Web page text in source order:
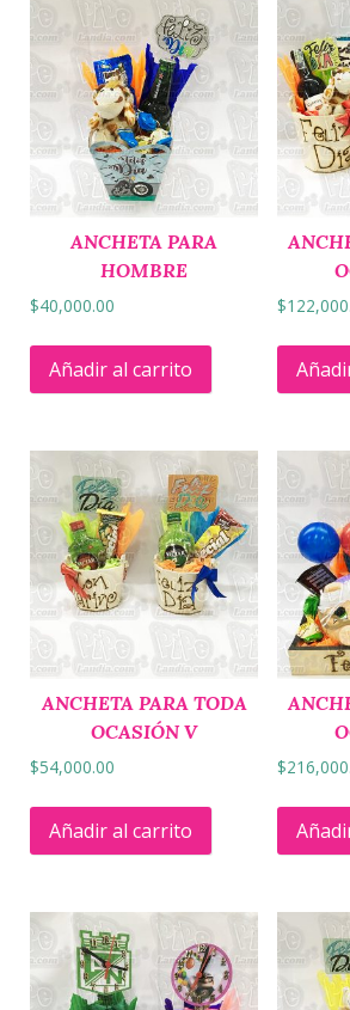
ANCHETA PARA
HOMBRE
$40,000.00
Añadir al carrito
$
ANCHETA PARA TODA
OCASIÓN V
$54,000.00
Añadir al carrito
$